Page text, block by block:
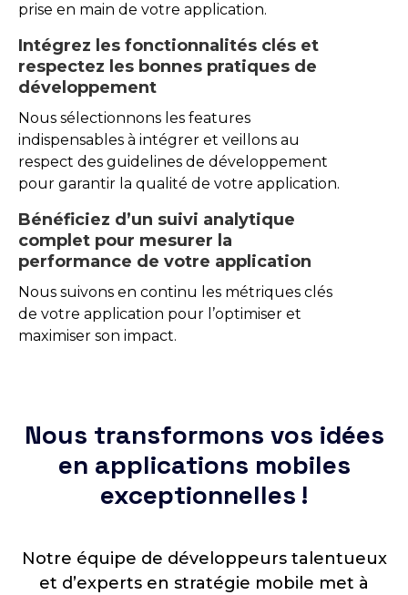
prise en main de votre application.
Intégrez les fonctionnalités clés et
respectez les bonnes pratiques de
développement
Nous sélectionnons les features
indispensables à intégrer et veillons au
respect des guidelines de développement
pour garantir la qualité de votre application.
Bénéficiez d’un suivi analytique
complet pour mesurer la
performance de votre application
Nous suivons en continu les métriques clés
de votre application pour l’optimiser et
maximiser son impact.
Nous transformons vos idées
en applications mobiles
exceptionnelles !
Notre équipe de développeurs talentueux
et d’experts en stratégie mobile met à